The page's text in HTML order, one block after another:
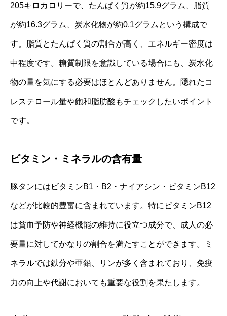
205キロカロリーで、たんぱく質が約15.9グラム、脂質
が約16.3グラム、炭水化物が約0.1グラムという構成で
す。脂質とたんぱく質の割合が高く、エネルギー密度は
中程度です。糖質制限を意識している場合にも、炭水化
物の量を気にする必要はほとんどありません。隠れたコ
レステロール量や飽和脂肪酸もチェックしたいポイント
です。
ビタミン・ミネラルの含有量
豚タンにはビタミンB1・B2・ナイアシン・ビタミンB12
などが比較的豊富に含まれています。特にビタミンB12
は貧血予防や神経機能の維持に役立つ成分で、成人の必
要量に対してかなりの割合を満たすことができます。ミ
ネラルでは鉄分や亜鉛、リンが多く含まれており、免疫
⼒の向上や代謝においても重要な役割を果たします。